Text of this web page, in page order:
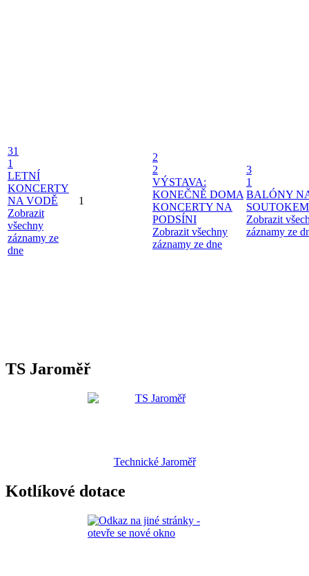
31
1
LETNÍ
KONCERTY
NA VODĚ
Zobrazit
všechny
záznamy ze
dne
1
2
2
VÝSTAVA:
KONEČNĚ DOMA
KONCERTY NA
PODSÍNI
Zobrazit všechny
záznamy ze dne
3
1
BALÓNY
SOUTOKEM
Zobrazit
záznamy ze
TS Jaroměř
Technické Jaroměř
Kotlíkové dotace